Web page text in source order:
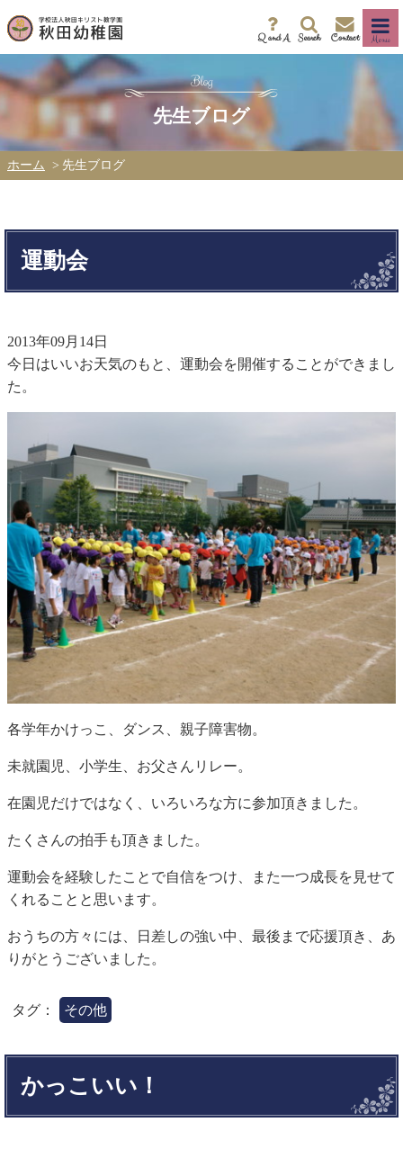
Q and A Search Contact Menu
先生ブログ
ホーム 先生ブログ
運動会
2013年09月14日
今日はいいお天気のもと、運動会を開催することができまし
た。
各学年かけっこ、ダンス、親子障害物。
未就園児、小学生、お父さんリレー。
在園児だけではなく、いろいろな方に参加頂きました。
たくさんの拍手も頂きました。
運動会を経験したことで自信をつけ、また一つ成長を見せて
くれることと思います。
おうちの方々には、日差しの強い中、最後まで応援頂き、あ
りがとうございました。
タグ： その他
かっこいい！